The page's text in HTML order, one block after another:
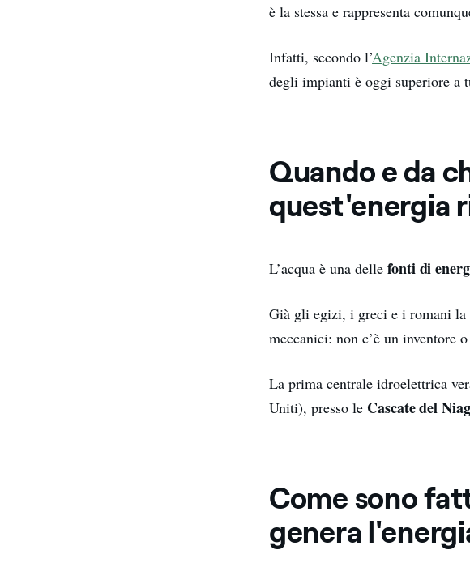
è la stessa e rappresenta
Infatti, secondo l’Agenzia
degli impianti è oggi superiore a
Quando e da
quest'energia
L’acqua è una dellefonti di
Già gli egizi, i greci e i romani la
meccanici: non c’è un inventore
La prima centrale idroelettrica
Uniti), presso le Cascate del
Come sono
genera